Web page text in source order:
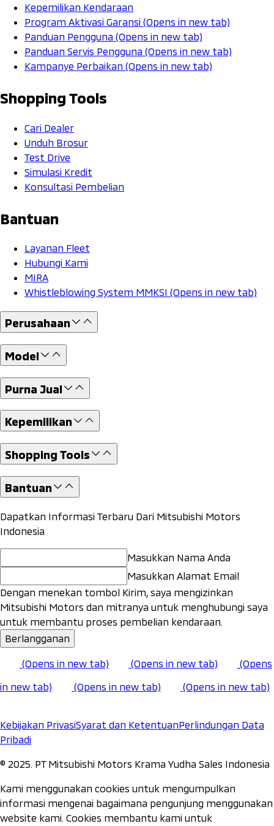
Kepemilikan Kendaraan
Program Aktivasi Garansi (Opens in new tab)
Panduan Pengguna (Opens in new tab)
Panduan Servis Pengguna (Opens in new tab)
Kampanye Perbaikan (Opens in new tab)
Shopping Tools
Cari Dealer
Unduh Brosur
Test Drive
Simulasi Kredit
Konsultasi Pembelian
Bantuan
Layanan Fleet
Hubungi Kami
MIRA
Whistleblowing System MMKSI (Opens in new tab)
Perusahaan
Model
Purna Jual
Kepemilikan
Shopping Tools
Bantuan
Dapatkan Informasi Terbaru Dari Mitsubishi Motors
Indonesia
Masukkan Nama Anda
Masukkan Alamat Email
Dengan menekan tombol Kirim, saya mengizinkan
Mitsubishi Motors dan mitranya untuk menghubungi saya
untuk membantu proses pembelian kendaraan.
Berlangganan
(Opens in new tab) (Opens in new tab)
(Opens
in new tab)
(Opens in new tab) (Opens in new tab)
Kebijakan PrivasiSyarat dan KetentuanPerlindungan Data
Pribadi
©️ 2025. PT Mitsubishi Motors Krama Yudha Sales Indonesia
Kami menggunakan cookies untuk mengumpulkan
informasi mengenai bagaimana pengunjung menggunakan
website kami. Cookies membantu kami untuk